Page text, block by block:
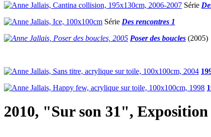
Série
Série Des rencontres 1
Poser des boucles (2005)
2010, "Sur son 31",